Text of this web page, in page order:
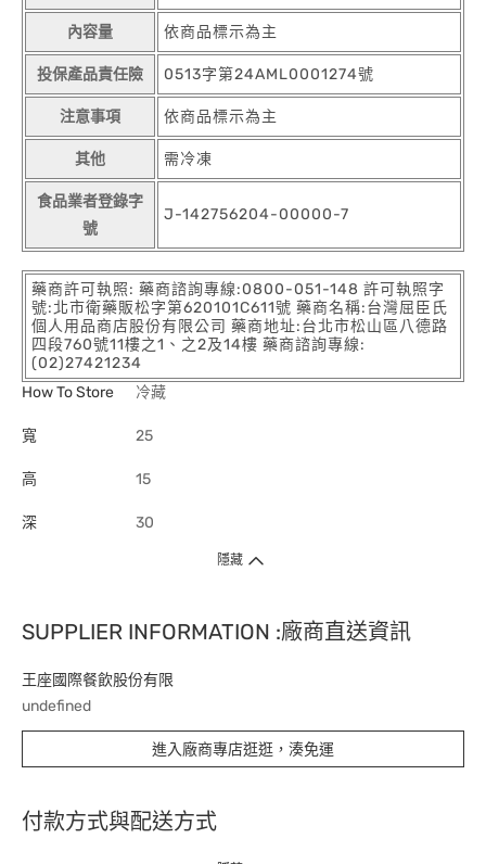
內容量 依商品標示為主
投保產品責任險 0513字第24AML0001274號
注意事項 依商品標示為主
其他 需冷凍
食品業者登錄字
號
J-142756204-00000-7
藥商許可執照: 藥商諮詢專線:0800-051-148 許可執照字
號:北市衛藥販松字第620101C611號 藥商名稱:台灣屈臣氏
個人用品商店股份有限公司 藥商地址:台北市松山區八德路
四段760號11樓之1、之2及14樓 藥商諮詢專線:
(02)27421234
How To Store
冷藏
寬 25
高 15
深 30
隱藏
SUPPLIER INFORMATION :廠商直送資訊
王座國際餐飲股份有限
undefined
進入廠商專店逛逛，湊免運
付款方式與配送方式